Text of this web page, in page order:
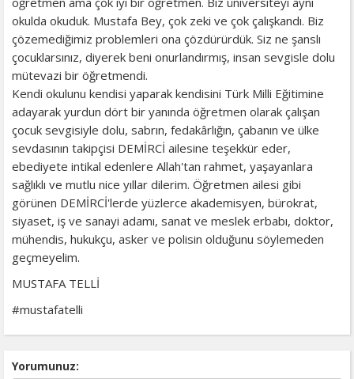
okulda okuduk. Mustafa Bey, çok zeki ve çok çalışkandı. Biz
çözemediğimiz problemleri ona çözdürürdük. Siz ne şanslı
çocuklarsınız, diyerek beni onurlandırmış, insan sevgisle dolu
mütevazi bir öğretmendi.
Kendi okulunu kendisi yaparak kendisini Türk Milli Eğitimine
adayarak yurdun dört bir yanında öğretmen olarak çalışan
çocuk sevgisiyle dolu, sabrın, fedakârlığın, çabanın ve ülke
sevdasının takipçisi DEMİRCİ ailesine teşekkür eder,
ebediyete intikal edenlere Allah'tan rahmet, yaşayanlara
sağlıklı ve mutlu nice yıllar dilerim. Öğretmen ailesi gibi
görünen DEMİRCİ'lerde yüzlerce akademisyen, bürokrat,
siyaset, iş ve sanayi adamı, sanat ve meslek erbabı, doktor,
mühendis, hukukçu, asker ve polisin olduğunu söylemeden
geçmeyelim.
MUSTAFA TELLİ
#mustafatelli
Yorumunuz: